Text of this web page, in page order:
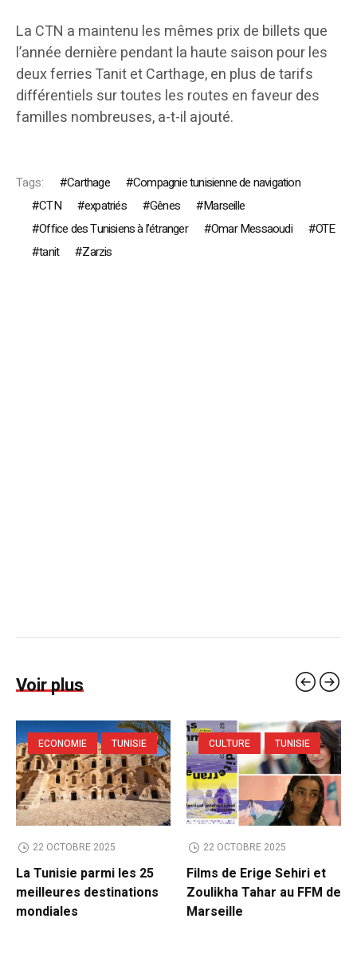
La CTN a maintenu les mêmes prix de billets que
l’année dernière pendant la haute saison pour les
deux ferries Tanit et Carthage, en plus de tarifs
différentiels sur toutes les routes en faveur des
familles nombreuses, a-t-il ajouté.
Tags: Carthage
Compagnie tunisienne de navigation
CTN
expatriés Gênes
Marseille
Office des Tunisiens à l’étranger
Omar Messaoudi
OTE
tanit
Zarzis
Voir plus
ECONOMIE TUNISIE
22 OCTOBRE 2025
La Tunisie parmi les 25
meilleures destinations
mondiales
CULTURE TUNISIE
22 OCTOBRE 2025
Films de Erige Sehiri et
Zoulikha Tahar au FFM de
Marseille